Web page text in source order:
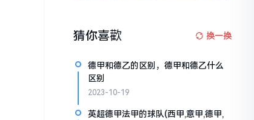
猜你喜歡 换一换
德甲和德乙的区别，德甲和德乙什么
区别
2023-10-19
英超德甲法甲的球队(西甲,意甲,德甲,